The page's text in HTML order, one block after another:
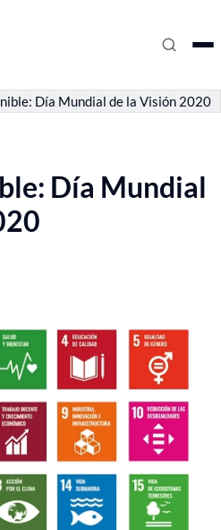
Día Mundial de la Visión 2020
Día Mundial